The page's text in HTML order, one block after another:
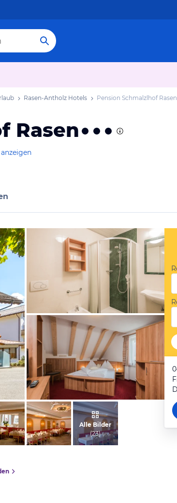
Rasen-Antholz Hotels Pension Schmalzlhof Rasen
Rasen
vom Hotelier, Juni 2018
vom Hotelier, Juni 2018
Alle Bilder
(23)